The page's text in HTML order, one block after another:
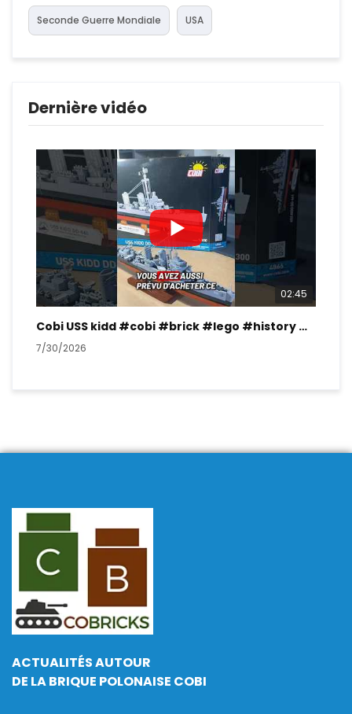
Seconde Guerre Mondiale USA
Dernière vidéo
02:45
Cobi USS kidd #cobi #brick #lego #history #ww2
7/30/2026
ACTUALITÉS AUTOUR
DE LA BRIQUE POLONAISE COBI